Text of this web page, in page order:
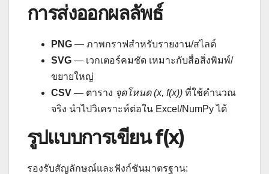
การส่งออกผลลัพธ์
PNG — ภาพกราฟสำหรับรายงาน/สไลด์
SVG — เวกเตอร์คมชัด เหมาะกับสื่อสิ่งพิมพ์/
ขยายใหญ่
CSV — ตาราง จุดโหนด (x, f(x)) ที่ใช้คำนวณ
จริง นำไปวิเคราะห์ต่อใน Excel/NumPy ได้
รูปแบบการเขียน f(x)
รองรับสัญลักษณ์และฟังก์ชันมาตรฐาน: